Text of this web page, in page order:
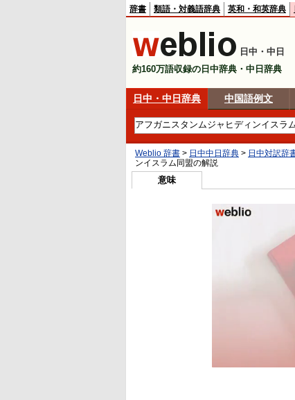
辞書 類語・対義語辞典 英和・和英辞典
日中・中日
約160万語収録の日中辞典・中日辞典
日中・中日辞典 中国語例文
Weblio 辞書 > 日中中日辞典 > 日中対訳辞
ンイスラム同盟の解説
意味